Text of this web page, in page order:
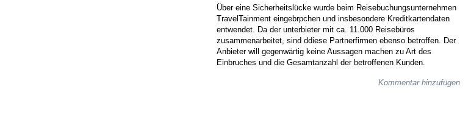
Über eine Sicherheitslücke wurde beim Reisebuchungsunternehmen
TravelTainment eingebrpchen und insbesondere Kreditkartendaten
entwendet. Da der unterbieter mit ca. 11.000 Reisebüros
zusammenarbeitet, sind ddiese Partnerfirmen ebenso betroffen. Der
Anbieter will gegenwärtig keine Aussagen machen zu Art des
Einbruches und die Gesamtanzahl der betroffenen Kunden.
Kommentar hinzufügen